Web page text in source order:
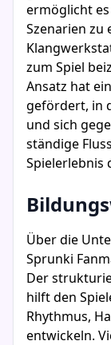
ermöglicht
Szenarien zu
zum Spiel
Ansatz hat
gefördert, in
und sich
ständige
Spielerlebnis
Über die
Sprunki
Der
hilft den
Rhythmus,
entwickeln.